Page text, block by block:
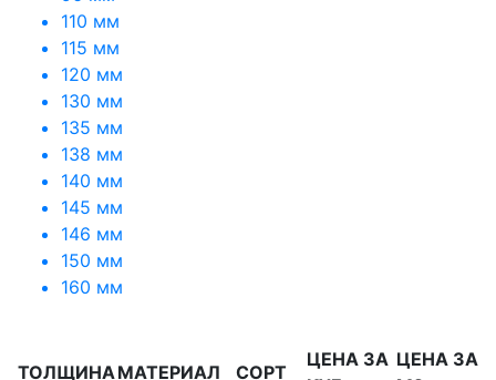
110 мм
115 мм
120 мм
130 мм
135 мм
138 мм
140 мм
145 мм
146 мм
150 мм
160 мм
ТОЛЩИНАМАТЕРИАЛ СОРТ
ЦЕНА ЗА ЦЕНА ЗА